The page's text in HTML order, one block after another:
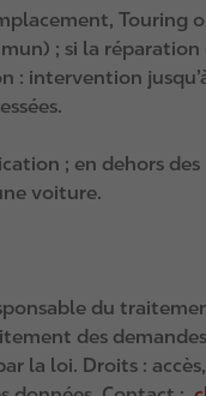
Touring
; si la
intervention
; en dehors
voiture.
du
des
la loi. Droits :